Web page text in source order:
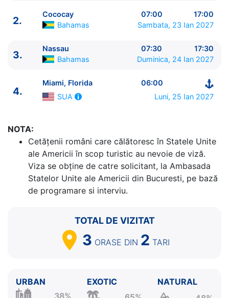
Ziua | Portul | Sosire - Plecare
----------------------------------------
Miami, Florida SUA ⚓ - 16:00
Cococay Bahamas 07:00 - 17:00
Nassau Bahamas 07:30 - 17:30
Miami, Florida SUA 06:00 - ⚓
2.
Cococay 07:00
17:00
Bahamas
Sambata, 23 Ian 2027
3.
Nassau 07:30
17:30
Bahamas
Duminica, 24 Ian 2027
4.
Miami, Florida
06:00
SUA
Luni, 25 Ian 2027
NOTA:
Cetăţenii români care călătoresc în Statele Unite
ale Americii în scop turistic au nevoie de viză.
Viza se obține de catre solicitant, la Ambasada
Statelor Unite ale Americii din Bucuresti, pe bază
de programare si interviu.
TOTAL DE VIZITAT
3 ORASE DIN 2 TARI
URBAN
38%
EXOTIC
NATURAL